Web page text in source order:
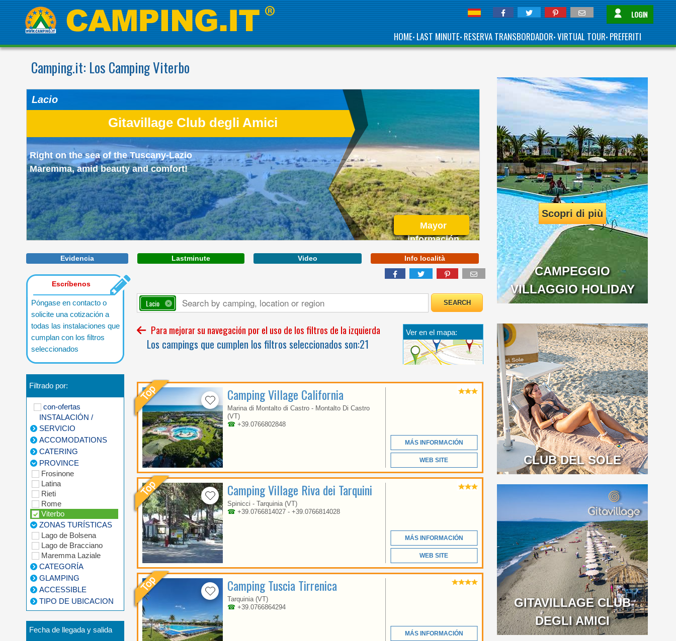
LOGIN
HOME•LAST MINUTE•RESERVA TRANSBORDADOR•VIRTUAL TOUR•PREFERITI
Camping.it: Los Camping Viterbo
Gitavillage Club degli Amici
Lacio
Right on the sea of the Tuscany-Lazio
Maremma, amid beauty and comfort!
Mayor
Evidencia Lastminute Video Info località
Escríbenos
Póngase en contacto o
solicite una cotización a
todas las instalaciones que
cumplan con los filtros
seleccionados
Filtrado por:
con-ofertas
INSTALACIÓN /
SERVICIO
ACCOMODATIONS
CATERING
PROVINCE
Frosinone
Latina
Rieti
Rome
Viterbo
ZONAS TURÍSTICAS
Lago de Bolsena
Lago de Bracciano
Maremma Laziale
CATEGORÍA
GLAMPING
ACCESSIBLE
TIPO DE UBICACION
Fecha de llegada y salida
Lacio
Para mejorar su navegación por el uso de los filtros de la izquierda
Los campings que cumplen los filtros seleccionados son:21
Ver en el mapa:
Camping Village California
Marina di Montalto di Castro - Montalto Di Castro
(VT)
☎ +39.0766802848
MÁS INFORMACIÓN
WEB SITE
Camping Village Riva dei Tarquini
Spinicci - Tarquinia (VT)
☎ +39.0766814027 - +39.0766814028
MÁS INFORMACIÓN
WEB SITE
Camping Tuscia Tirrenica
Tarquinia (VT)
☎ +39.0766864294
MÁS INFORMACIÓN
IS ONE OF THE BEST
ABRUZZO, GREEN
REGION OF ITALY
CAMPEGGIO
VILLAGGIO HOLIDAY
Scopri di più
EASY SUMMER OFFER:
BEACH INCLUDED IN
THE BOOKING!
CLUB DEL SOLE
RIGHT ON THE SEA OF
GITAVILLAGE CLUB
DEGLI AMICI